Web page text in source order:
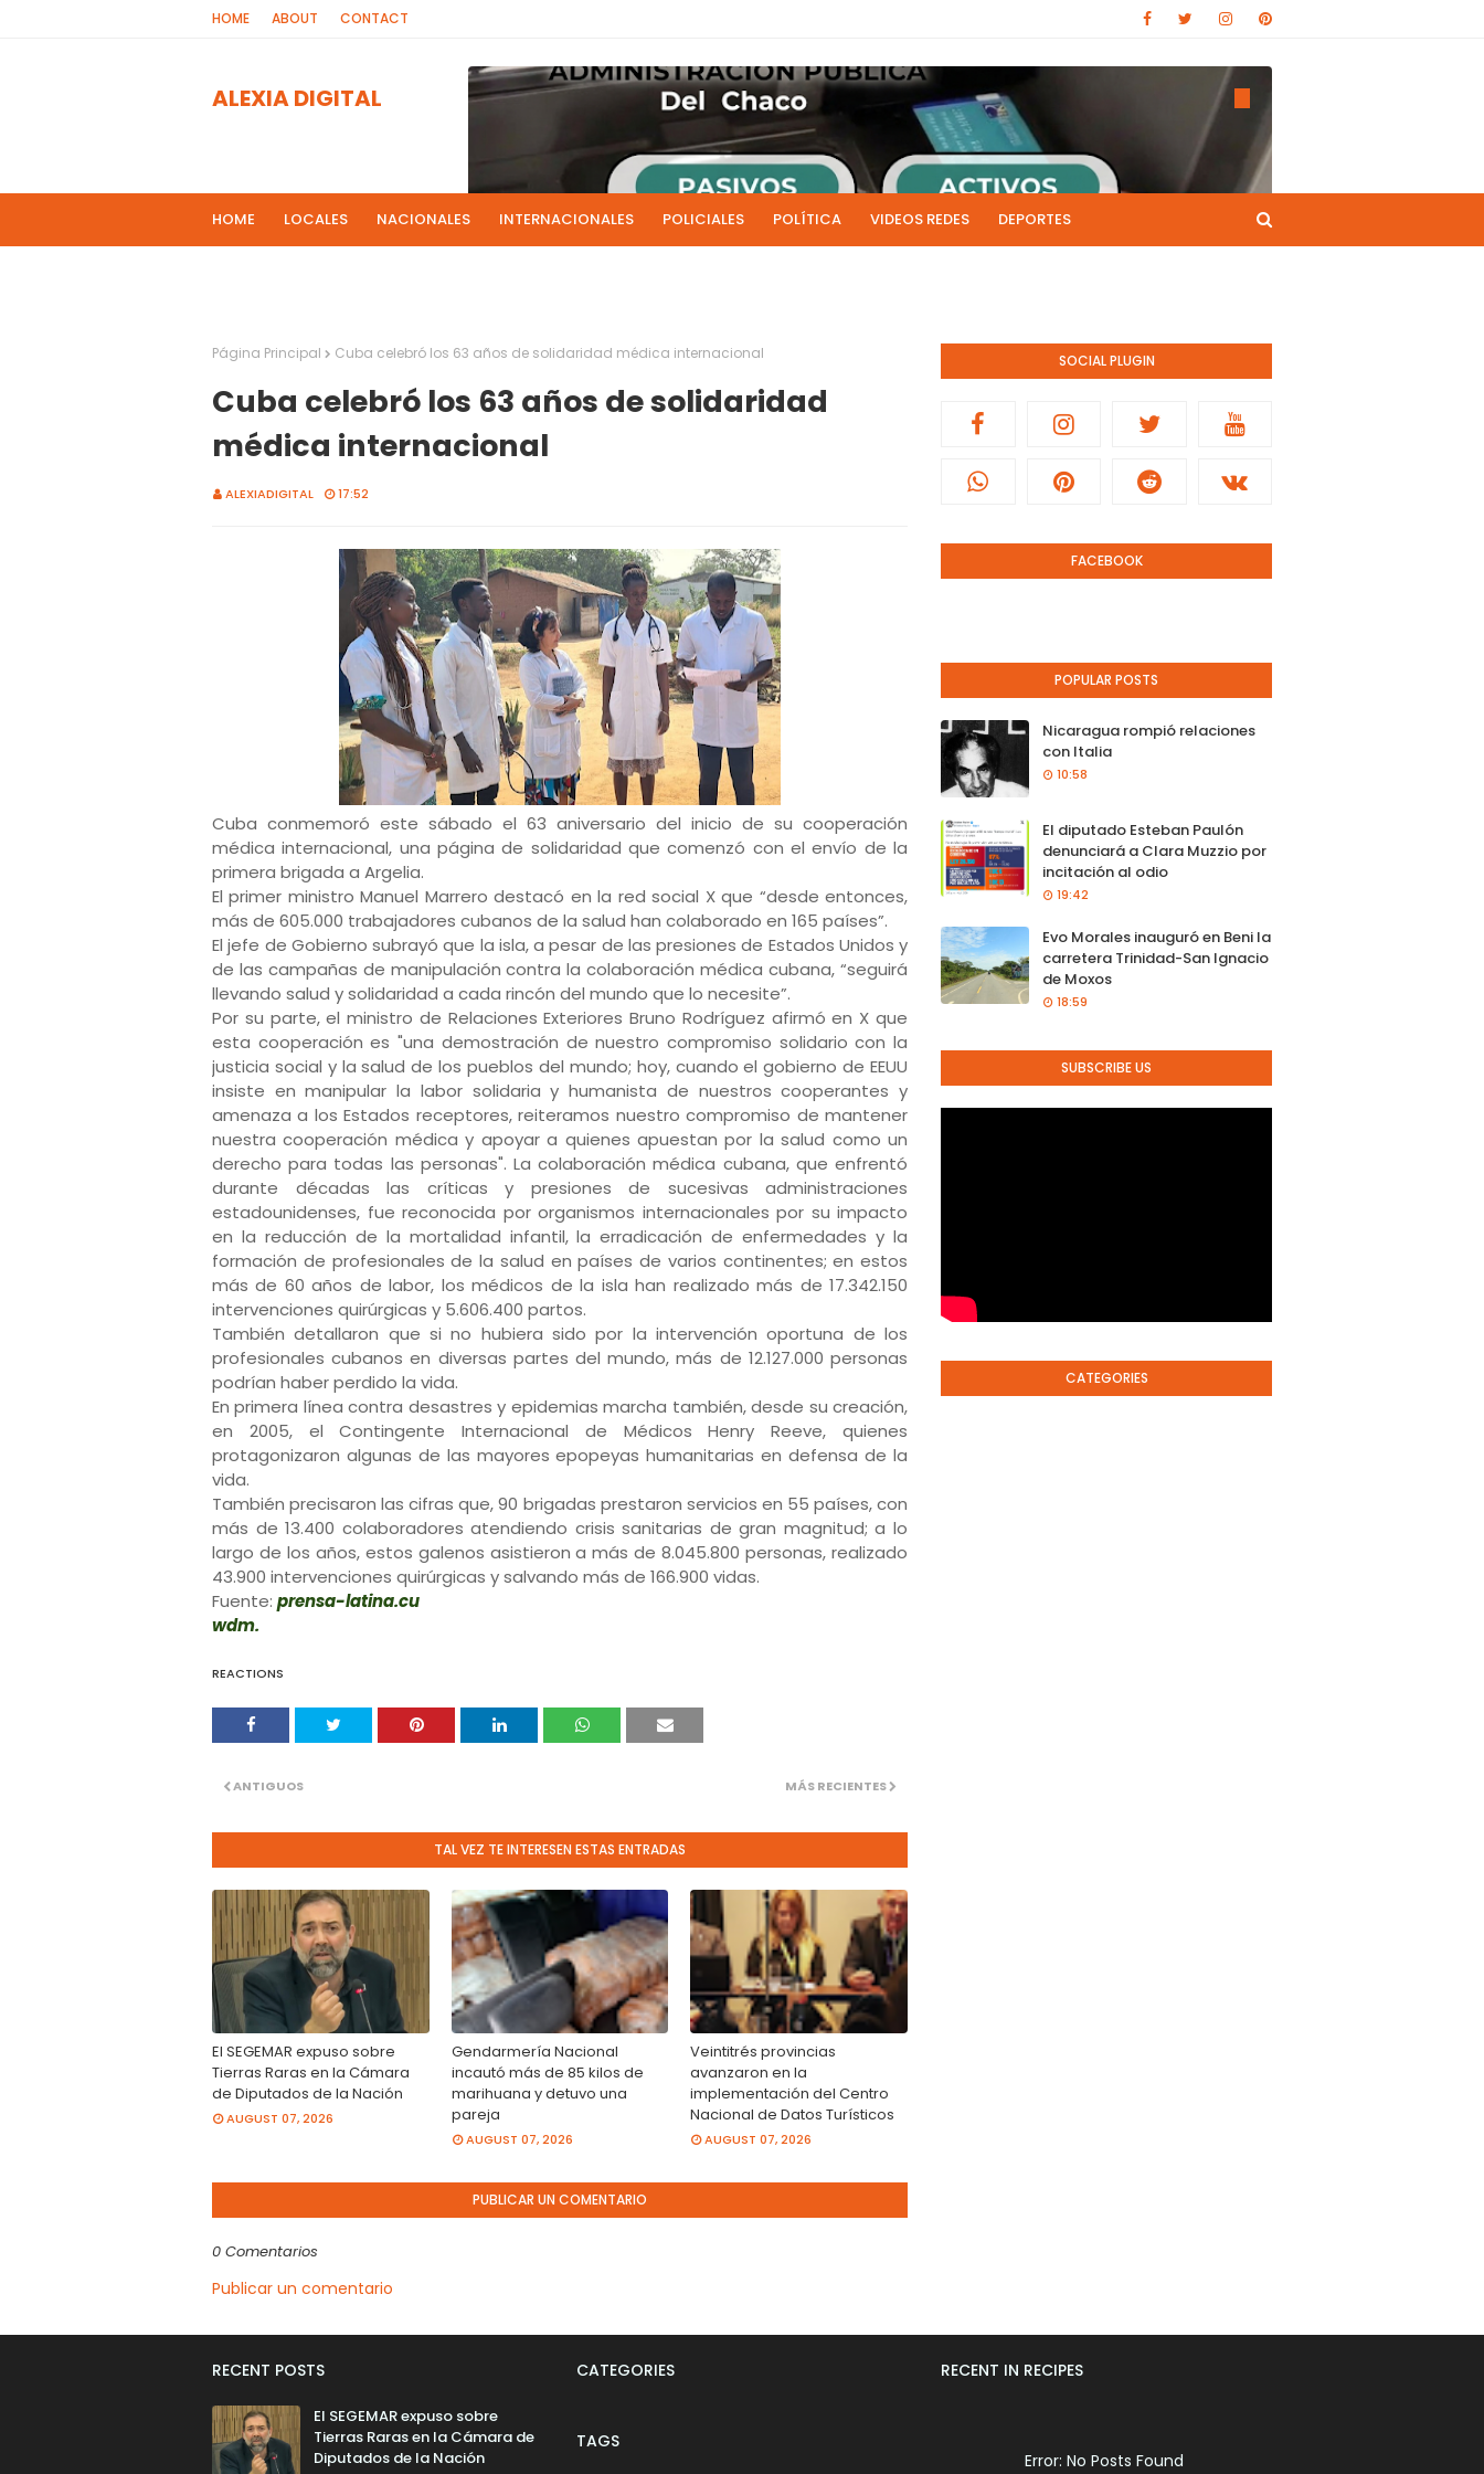
HOME ABOUT CONTACT
ALEXIA DIGITAL
HOME LOCALES NACIONALES INTERNACIONALES POLICIALES POLÍTICA VIDEOS REDES DEPORTES
Página Principal Cuba celebró los 63 años de solidaridad médica internacional
Cuba celebró los 63 años de solidaridad
médica internacional
ALEXIADIGITAL 17:52
Cuba conmemoró este sábado el 63 aniversario del inicio de su cooperación
médica internacional, una página de solidaridad que comenzó con el envío de la
primera brigada a Argelia.
El primer ministro Manuel Marrero destacó en la red social X que “desde entonces,
más de 605.000 trabajadores cubanos de la salud han colaborado en 165 países”.
El jefe de Gobierno subrayó que la isla, a pesar de las presiones de Estados Unidos y
de las campañas de manipulación contra la colaboración médica cubana, “seguirá
llevando salud y solidaridad a cada rincón del mundo que lo necesite”.
Por su parte, el ministro de Relaciones Exteriores Bruno Rodríguez afirmó en X que
esta cooperación es "una demostración de nuestro compromiso solidario con la
justicia social y la salud de los pueblos del mundo; hoy, cuando el gobierno de EEUU
insiste en manipular la labor solidaria y humanista de nuestros cooperantes y
amenaza a los Estados receptores, reiteramos nuestro compromiso de mantener
nuestra cooperación médica y apoyar a quienes apuestan por la salud como un
derecho para todas las personas". La colaboración médica cubana, que enfrentó
durante décadas las críticas y presiones de sucesivas administraciones
estadounidenses, fue reconocida por organismos internacionales por su impacto
en la reducción de la mortalidad infantil, la erradicación de enfermedades y la
formación de profesionales de la salud en países de varios continentes; en estos
más de 60 años de labor, los médicos de la isla han realizado más de 17.342.150
intervenciones quirúrgicas y 5.606.400 partos.
También detallaron que si no hubiera sido por la intervención oportuna de los
profesionales cubanos en diversas partes del mundo, más de 12.127.000 personas
podrían haber perdido la vida.
En primera línea contra desastres y epidemias marcha también, desde su creación,
en 2005, el Contingente Internacional de Médicos Henry Reeve, quienes
protagonizaron algunas de las mayores epopeyas humanitarias en defensa de la
vida.
También precisaron las cifras que, 90 brigadas prestaron servicios en 55 países, con
más de 13.400 colaboradores atendiendo crisis sanitarias de gran magnitud; a lo
largo de los años, estos galenos asistieron a más de 8.045.800 personas, realizado
43.900 intervenciones quirúrgicas y salvando más de 166.900 vidas.
Fuente: prensa-latina.cu
wdm.
REACTIONS
MÁS RECIENTES
ANTIGUOS
TAL VEZ TE INTERESEN ESTAS ENTRADAS
El SEGEMAR expuso sobre
Tierras Raras en la Cámara
de Diputados de la Nación
AUGUST 07, 2026
Gendarmería Nacional
incautó más de 85 kilos de
marihuana y detuvo una
pareja
AUGUST 07, 2026
Veintitrés provincias
avanzaron en la
implementación del Centro
Nacional de Datos Turísticos
AUGUST 07, 2026
PUBLICAR UN COMENTARIO
0 Comentarios
Publicar un comentario
SOCIAL PLUGIN
FACEBOOK
POPULAR POSTS
Nicaragua rompió relaciones
con Italia
10:58
El diputado Esteban Paulón
denunciará a Clara Muzzio por
incitación al odio
19:42
Evo Morales inauguró en Beni la
carretera Trinidad-San Ignacio
de Moxos
18:59
SUBSCRIBE US
CATEGORIES
RECENT POSTS
El SEGEMAR expuso sobre
Tierras Raras en la Cámara de
Diputados de la Nación
CATEGORIES
TAGS
RECENT IN RECIPES
Error: No Posts Found